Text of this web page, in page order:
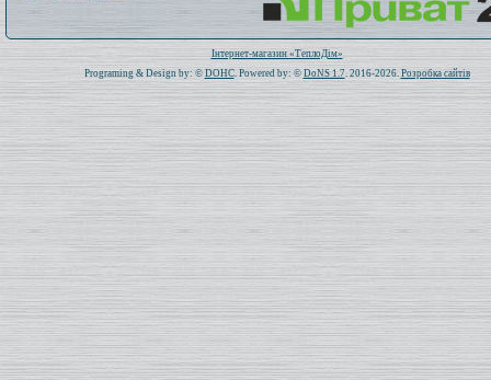
Інтернет-магазин «ТеплоДім»
Programing & Design by: © DOHC. Powered by: © DoNS 1.7. 2016-2026. Розробка сайтів